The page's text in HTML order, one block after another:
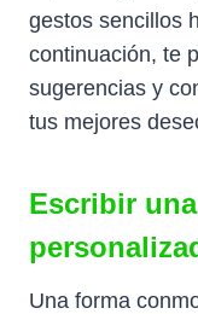
gestos sencillos
continuación, te
sugerencias y
tus mejores
Escribir
Una forma